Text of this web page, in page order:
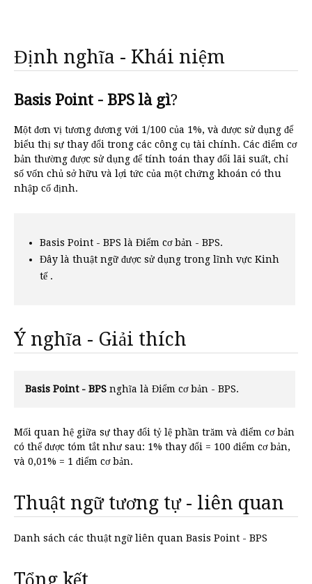
Định nghĩa - Khái niệm
Basis Point - BPS là gì?
Một đơn vị tương đương với 1/100 của 1%, và được sử dụng để
biểu thị sự thay đổi trong các công cụ tài chính. Các điểm cơ
bản thường được sử dụng để tính toán thay đổi lãi suất, chỉ
số vốn chủ sở hữu và lợi tức của một chứng khoán có thu
nhập cố định.
Basis Point - BPS là Điểm cơ bản - BPS.
Đây là thuật ngữ được sử dụng trong lĩnh vực Kinh
tế .
Ý nghĩa - Giải thích
Basis Point - BPS nghĩa là Điểm cơ bản - BPS.
Mối quan hệ giữa sự thay đổi tỷ lệ phần trăm và điểm cơ bản
có thể được tóm tắt như sau: 1% thay đổi = 100 điểm cơ bản,
và 0,01% = 1 điểm cơ bản.
Thuật ngữ tương tự - liên quan
Danh sách các thuật ngữ liên quan Basis Point - BPS
Tổng kết